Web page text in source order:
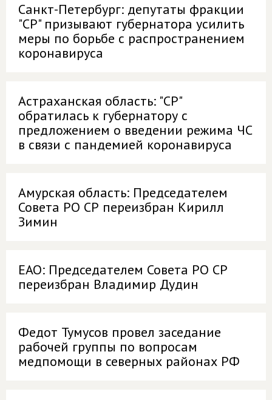
Санкт-Петербург: депутаты фракции
"СР" призывают губернатора усилить
меры по борьбе с распространением
коронавируса
Астраханская область: "СР"
обратилась к губернатору с
предложением о введении режима ЧС
в связи с пандемией коронавируса
Амурская область: Председателем
Совета РО СР переизбран Кирилл
Зимин
ЕАО: Председателем Совета РО СР
переизбран Владимир Дудин
Федот Тумусов провел заседание
рабочей группы по вопросам
медпомощи в северных районах РФ